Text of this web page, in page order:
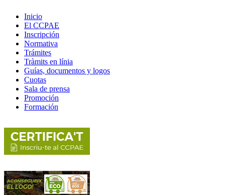
Inicio
El CCPAE
Inscripción
Normativa
Trámites
Tràmits en línia
Guías, documentos y logos
Cuotas
Sala de prensa
Promoción
Formación